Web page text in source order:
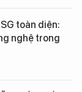
toàn diện:
nghệ trong